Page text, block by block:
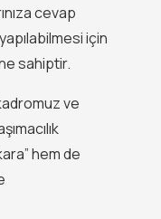
cevap
için
sahiptir.
ve
hem de